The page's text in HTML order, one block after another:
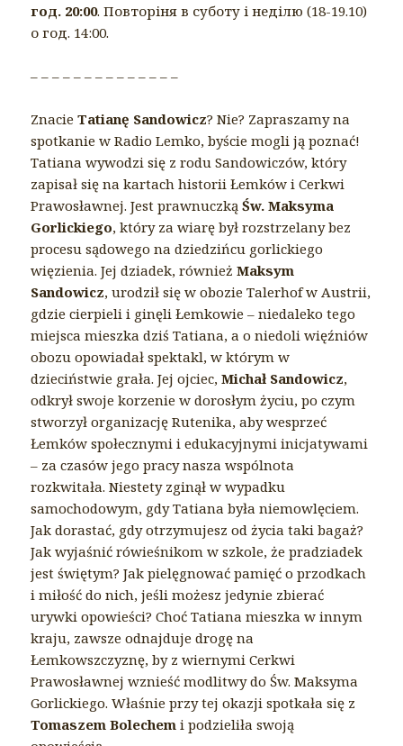
год. 20:00. Повторіня в суботу і неділю (18-19.10)
о год. 14:00.
– – – – – – – – – – – – – –
ZnacieTatianę Sandowicz? Nie? Zapraszamy na
spotkanie w Radio Lemko, byście mogli ją poznać!
Tatiana wywodzi się z rodu Sandowiczów, który
zapisał się na kartach historii Łemków i Cerkwi
Prawosławnej. Jest prawnuczkąŚw. Maksyma
Gorlickiego, który za wiarę był rozstrzelany bez
procesu sądowego na dziedzińcu gorlickiego
więzienia. Jej dziadek, równieżMaksym
Sandowicz, urodził się w obozie Talerhof w Austrii,
gdzie cierpieli i ginęli Łemkowie – niedaleko tego
miejsca mieszka dziś Tatiana, a o niedoli więźniów
obozu opowiadał spektakl, w którym w
dzieciństwie grała. Jej ojciec,Michał Sandowicz,
odkrył swoje korzenie w dorosłym życiu, po czym
stworzył organizację Rutenika, aby wesprzeć
Łemków społecznymi i edukacyjnymi inicjatywami
– za czasów jego pracy nasza wspólnota
rozkwitała. Niestety zginął w wypadku
samochodowym, gdy Tatiana była niemowlęciem.
Jak dorastać, gdy otrzymujesz od życia taki bagaż?
Jak wyjaśnić rówieśnikom w szkole, że pradziadek
jest świętym? Jak pielęgnować pamięć o przodkach
i miłość do nich, jeśli możesz jedynie zbierać
urywki opowieści? Choć Tatiana mieszka w innym
kraju, zawsze odnajduje drogę na
Łemkowszczyznę, by z wiernymi Cerkwi
Prawosławnej wznieść modlitwy do Św. Maksyma
Gorlickiego. Właśnie przy tej okazji spotkała się z
Tomaszem Bolechem i podzieliła swoją